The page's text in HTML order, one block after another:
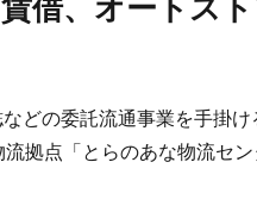
どの委託流通事業を手掛
拠点「とらのあな物流セ